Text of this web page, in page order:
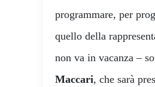
programmare, per
quello della
non va in vacanza –
Maccari, che sarà